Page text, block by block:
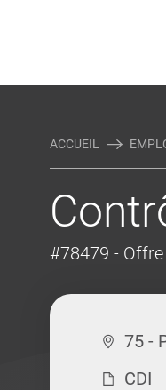
ACCUEIL
#78479 -
75 -
CDI